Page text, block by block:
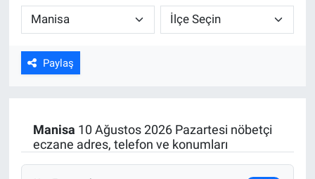
Paylaş
Manisa 10 Ağustos 2026 Pazartesi nöbetçi
eczane adres, telefon ve konumları
Kültür Sanat
Bilim ve Teknoloji